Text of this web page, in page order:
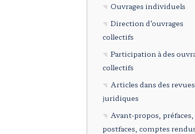
Ouvrages individuels
Direction d’ouvrages
collectifs
Participation à des
collectifs
Articles dans des revues
juridiques
Avant-propos, préfaces,
postfaces, comptes